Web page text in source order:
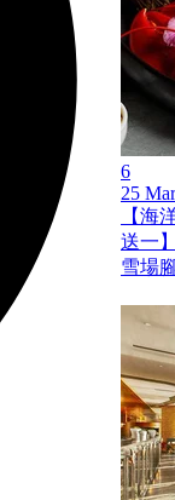
6
25 Mar
【海
送一
雪場